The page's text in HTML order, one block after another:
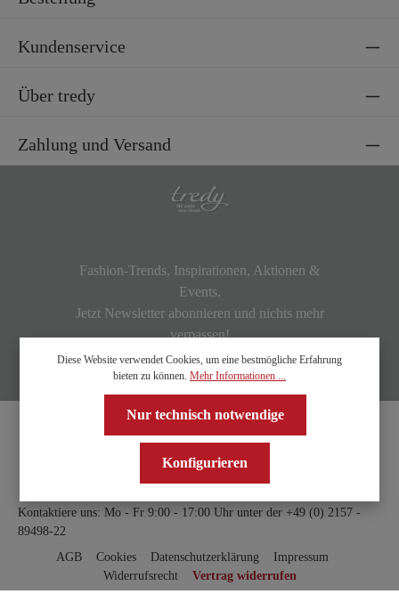
Kundenservice
Über tredy
Zahlung und Versand
Fashion-Trends, Inspirationen, Aktionen &
Events.
Jetzt Newsletter abonnieren und nichts mehr
verpassen!
Kontaktiere uns: Mo - Fr 9:00 - 17:00 Uhr unter der +49 (0) 2157 -
89498-22
AGB
Cookies Datenschutzerklärung
Impressum
Widerrufsrecht
Vertrag widerrufen
Diese Website verwendet Cookies, um eine bestmögliche Erfahrung
bieten zu können. Mehr Informationen ...
Nur technisch notwendige
Konfigurieren